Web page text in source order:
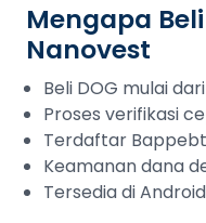
Mengapa
Nanovest
Beli DOG mulai
Proses verifikasi
Terdaftar
Keamanan dana
Tersedia di